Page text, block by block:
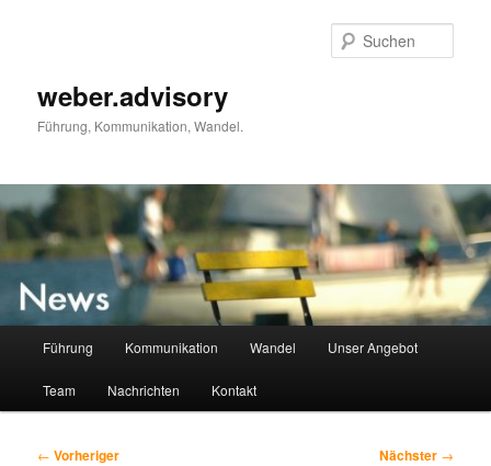
weber.advisory
Führung, Kommunikation, Wandel.
Führung Kommunikation Wandel Unser Angebot
Team Nachrichten Kontakt
Beitragsnavigation
← Vorheriger Nächster →